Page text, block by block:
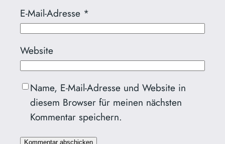
E-Mail-Adresse *
Website
Name, E-Mail-Adresse und Website in
diesem Browser für meinen nächsten
Kommentar speichern.